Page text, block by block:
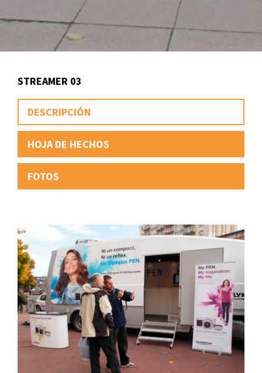
STREAMER 03
DESCRIPCIÓN
HOJA DE HECHOS
FOTOS